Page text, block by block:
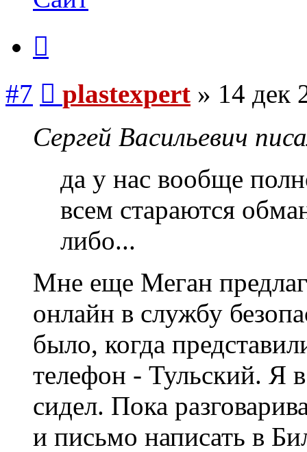
#7 plastexpert » 14 дек
Сергей Васильевич
да у нас вообще
всем стараются
либо...
Мне еще Меган
онлайн в службу
было, когда
телефон - Тульский. Я
сидел. Пока
и письмо написать в